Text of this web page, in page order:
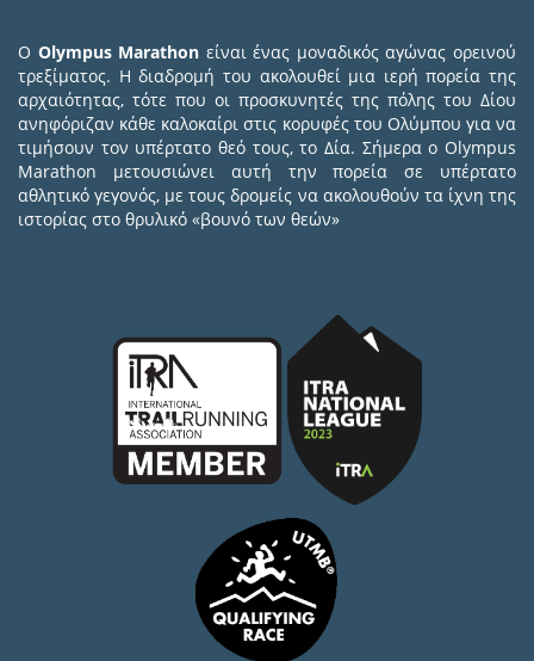
Ο Olympus Marathon είναι ένας μοναδικός αγώνας ορεινού
τρεξίματος. Η διαδρομή του ακολουθεί μια ιερή πορεία της
αρχαιότητας, τότε που οι προσκυνητές της πόλης του Δίου
ανηφόριζαν κάθε καλοκαίρι στις κορυφές του Ολύμπου για να
τιμήσουν τον υπέρτατο θεό τους, το Δία. Σήμερα ο Olympus
Marathon μετουσιώνει αυτή την πορεία σε υπέρτατο
αθλητικό γεγονός, με τους δρομείς να ακολουθούν τα ίχνη της
ιστορίας στο θρυλικό «βουνό των θεών»